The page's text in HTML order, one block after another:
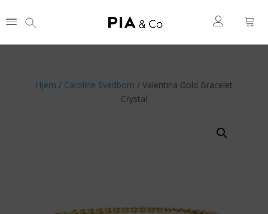
Hjem / Caroline Svedbom / Valentina Gold Bracelet
Crystal